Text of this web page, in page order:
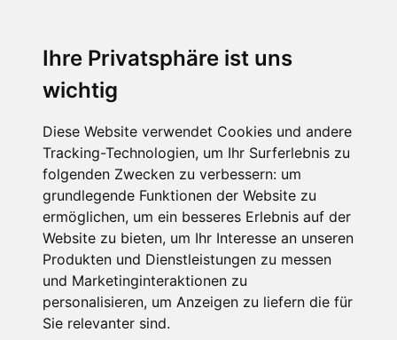
Ihre Privatsphäre ist uns
wichtig
Diese Website verwendet Cookies und andere
Tracking-Technologien, um Ihr Surferlebnis zu
folgenden Zwecken zu verbessern: um
grundlegende Funktionen der Website zu
ermöglichen, um ein besseres Erlebnis auf der
Website zu bieten, um Ihr Interesse an unseren
Produkten und Dienstleistungen zu messen
und Marketinginteraktionen zu
personalisieren, um Anzeigen zu liefern die für
Sie relevanter sind.